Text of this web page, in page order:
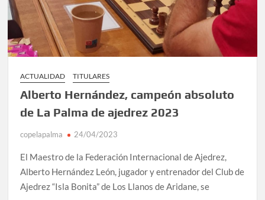
ACTUALIDAD TITULARES
Alberto Hernández, campeón absoluto
de La Palma de ajedrez 2023
copelapalma 24/04/2023
El Maestro de la Federación Internacional de Ajedrez,
Alberto Hernández León, jugador y entrenador del Club de
Ajedrez “Isla Bonita” de Los Llanos de Aridane, se